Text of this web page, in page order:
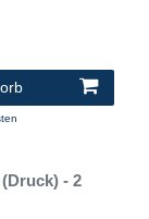
- 2